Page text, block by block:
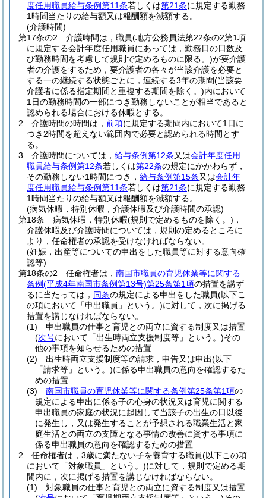
度任用職員給与条例第11条若しくは第21条に規定する勤務
1時間当たりの給与額又は報酬額を減額する。
(介護時間)
第17条の2
介護時間は，職員(地方公務員法第22条の2第1項
に規定する会計年度任用職員にあっては，勤務日の日数及
び勤務時間を考慮して規則で定めるものに限る。)が要介護
者の介護をするため，要介護者の各々が当該介護を必要と
する一の継続する状態ごとに，連続する3年の期間(当該要
介護者に係る指定期間と重複する期間を除く。)内において
1日の勤務時間の一部につき勤務しないことが相当であると
認められる場合における休暇とする。
2
介護時間の時間は， 前項に規定する期間内において1日に
つき2時間を超えない範囲内で必要と認められる時間とす
る。
3
介護時間については， 給与条例第12条又は会計年度任用
職員給与条例第12条若しくは第22条の規定にかかわらず，
その勤務しない1時間につき， 給与条例第15条又は会計年
度任用職員給与条例第11条若しくは第21条に規定する勤務
1時間当たりの給与額又は報酬額を減額する。
(病気休暇，特別休暇，介護休暇及び介護時間の承認)
第18条
病気休暇，特別休暇(規則で定めるものを除く。) ，
介護休暇及び介護時間については，規則の定めるところに
より，任命権者の承認を受けなければならない。
(妊娠，出産等についての申出をした職員等に対する意向確
認等)
第18条の2
任命権者は， 南国市職員の育児休業等に関する
条例(平成4年南国市条例第13号)第25条第1項の措置を講ず
るに当たっては， 同条の規定による申出をした職員(以下こ
の項において「申出職員」という。)に対して，次に掲げる
措置を講じなければならない。
(1)
申出職員の仕事と育児との両立に資する制度又は措置
(次号において「出生時両立支援制度等」という。)その
他の事項を知らせるための措置
(2)
出生時両立支援制度等の請求，申告又は申出(以下
「請求等」という。)に係る申出職員の意向を確認するた
めの措置
(3)
南国市職員の育児休業等に関する条例第25条第1項の
規定による申出に係る子の心身の状況又は育児に関する
申出職員の家庭の状況に起因して当該子の出生の日以後
に発生し，又は発生することが予想される職業生活と家
庭生活との両立の支障となる事情の改善に資する事項に
係る申出職員の意向を確認するための措置
2
任命権者は，3歳に満たない子を養育する職員(以下この項
において「対象職員」という。)に対して，規則で定める期
間内に，次に掲げる措置を講じなければならない。
(1)
対象職員の仕事と育児との両立に資する制度又は措置